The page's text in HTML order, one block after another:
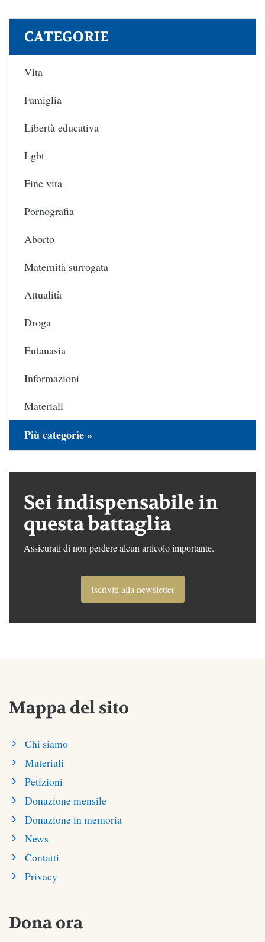
CATEGORIE
Vita
Famiglia
Libertà educativa
Lgbt
Fine vita
Pornografia
Aborto
Maternità surrogata
Attualità
Droga
Eutanasia
Informazioni
Materiali
Più categorie »
Sei indispensabile in
questa battaglia
Assicurati di non perdere alcun articolo importante.
Iscriviti alla newsletter
Mappa del sito
Chi siamo
Materiali
Petizioni
Donazione mensile
Donazione in memoria
News
Contatti
Privacy
Dona ora